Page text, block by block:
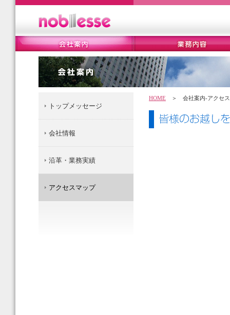
HOME ＞ 会社案内-アクセス
トップメッセージ
会社情報
沿革・業務実績
アクセスマップ